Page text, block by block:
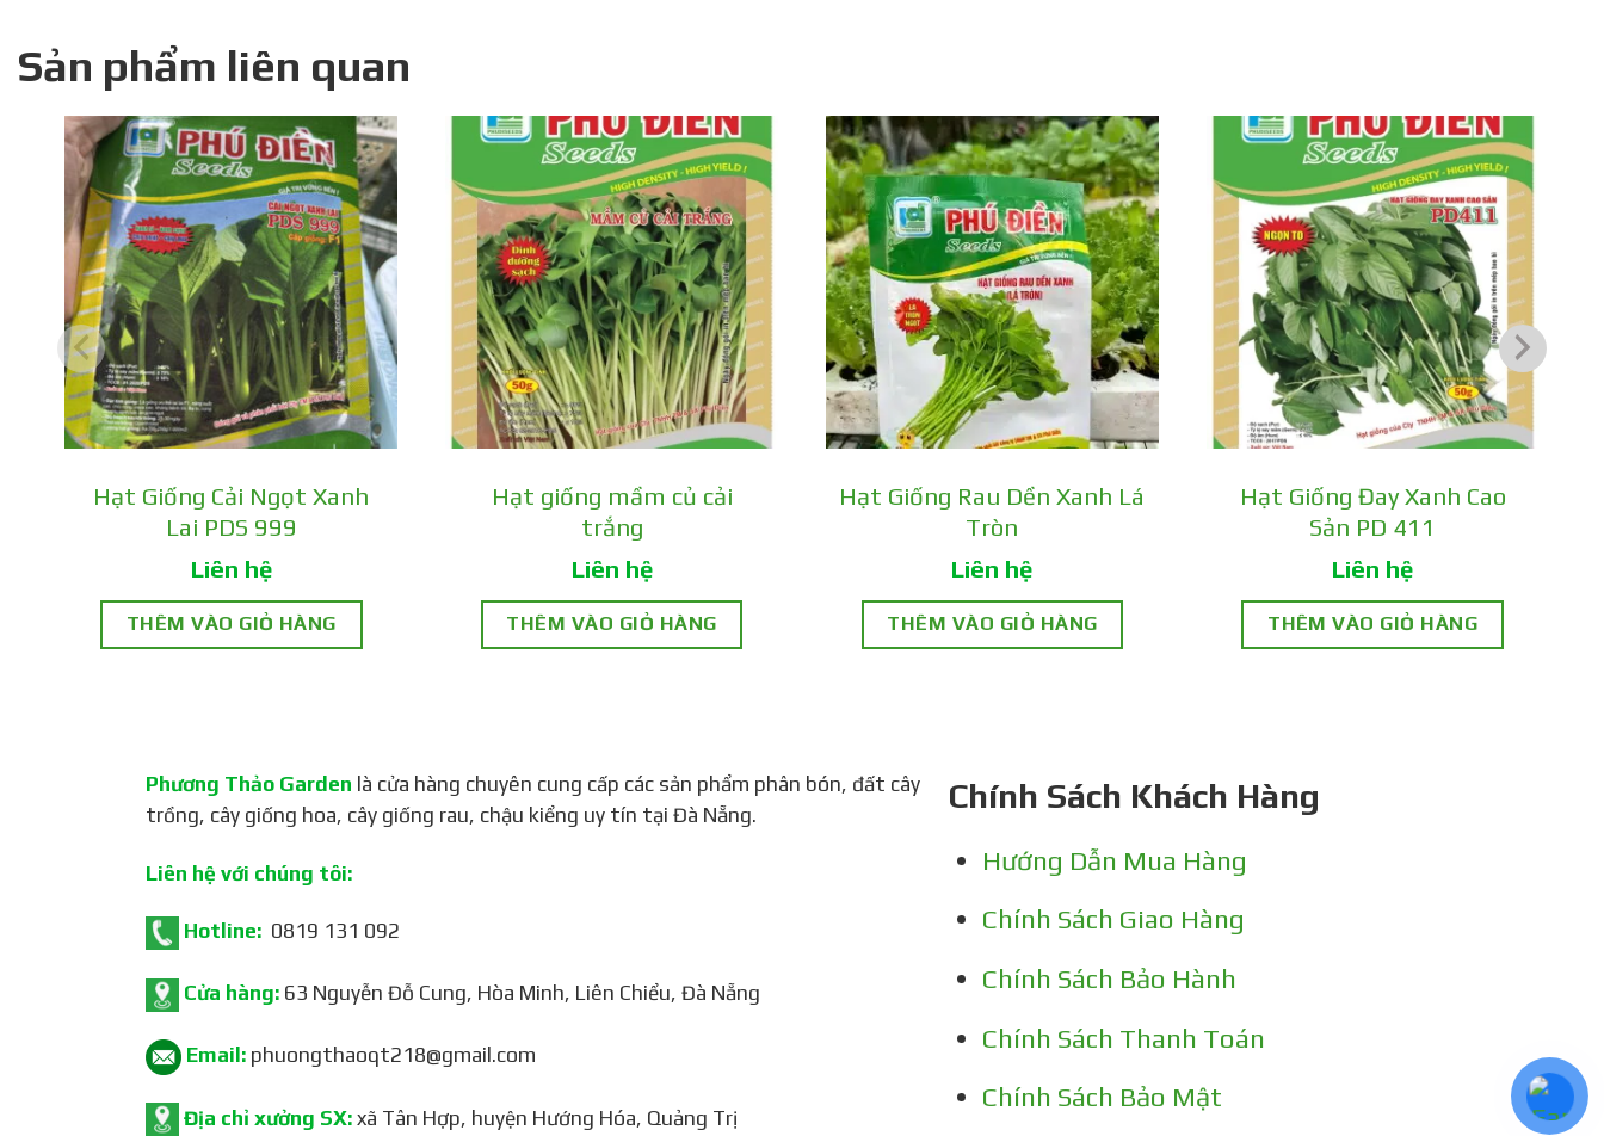
Sản phẩm liên quan
Hạt Giống Cải Ngọt Xanh
Lai PDS 999
Liên hệ
THÊM VÀO GIỎ HÀNG
Hạt giống mầm củ cải
trắng
Liên hệ
THÊM VÀO GIỎ HÀNG
Hạt Giống Rau Dền Xanh Lá
Tròn
Liên hệ
THÊM VÀO GIỎ HÀNG
Hạt Giống Đay Xanh Cao
Sản PD 411
Liên hệ
THÊM VÀO GIỎ HÀNG
Phương Thảo Garden là cửa hàng chuyên cung cấp các sản phẩm phân bón, đất cây
trồng, cây giống hoa, cây giống rau, chậu kiểng uy tín tại Đà Nẵng.
Liên hệ với chúng tôi:
Hotline:0819 131 092
Cửa hàng:63 Nguyễn Đỗ Cung, Hòa Minh, Liên Chiểu, Đà Nẵng
Email:phuongthaoqt218@gmail.com
Địa chỉ xưởng SX:xã Tân Hợp, huyện Hướng Hóa, Quảng Trị
Chính Sách Khách Hàng
Hướng Dẫn Mua Hàng
Chính Sách Giao Hàng
Chính Sách Bảo Hành
Chính Sách Thanh Toán
Chính Sách Bảo Mật